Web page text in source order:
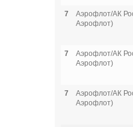
7
Аэрофлот/АК
Аэрофлот)
7
Аэрофлот/АК
Аэрофлот)
7
Аэрофлот/АК
Аэрофлот)